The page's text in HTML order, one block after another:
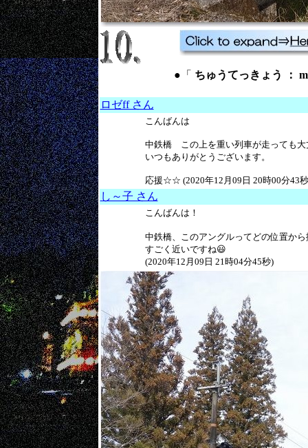
●「 ちゅうてっきょう ：
ロゼff さん
こんばんは
中鉄橋 この上を重い列車が走っても大
いつもありがとうございます。
応援☆☆ (2020年12月09日 20時00分43
し～子 さん
こんばんは！
中鉄橋、このアングルってどの位置か
すごく近いですね😃
(2020年12月09日 21時04分45秒)